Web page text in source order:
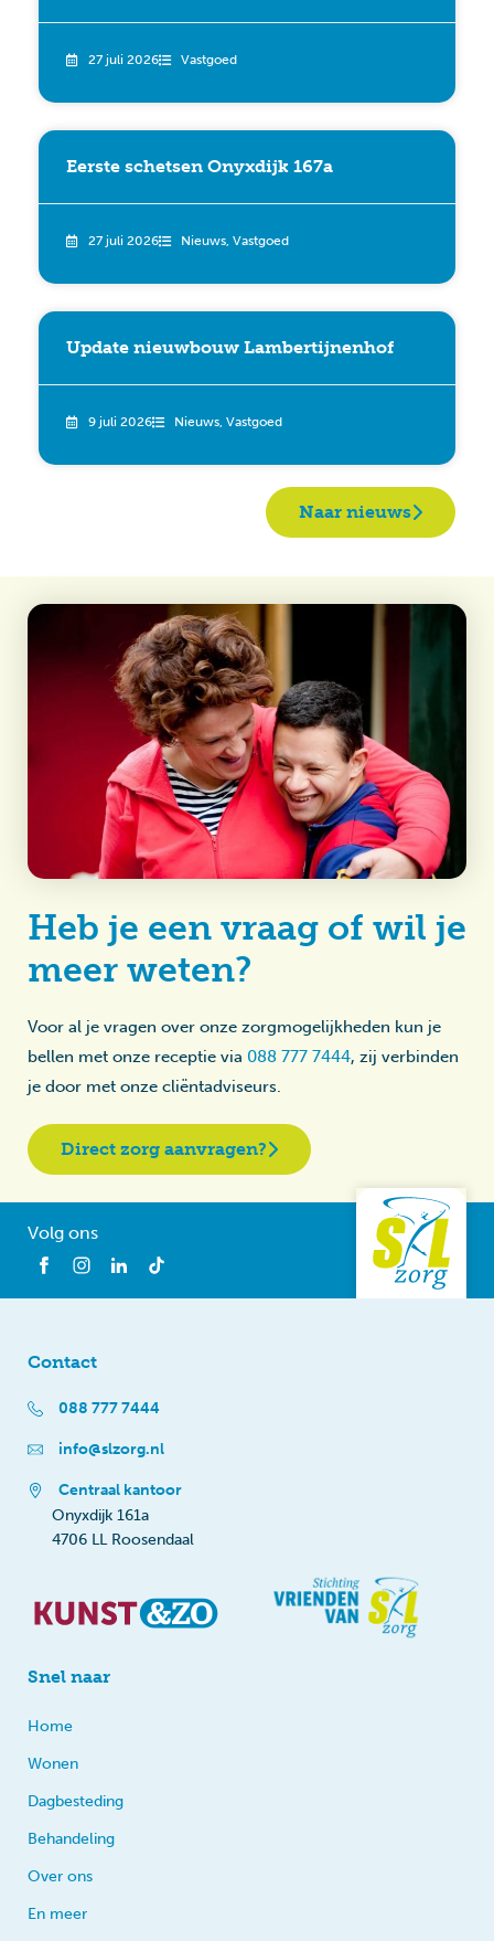
27 juli 2026 Vastgoed
Eerste schetsen Onyxdijk 167a
27 juli 2026 Nieuws, Vastgoed
Update nieuwbouw Lambertijnenhof
9 juli 2026 Nieuws, Vastgoed
Naar nieuws
Heb je een vraag of wil je
meer weten?
Voor al je vragen over onze zorgmogelijkheden kun je
bellen met onze receptie via 088 777 7444, zij verbinden
je door met onze cliëntadviseurs.
Direct zorg aanvragen?
Volg ons
Contact
088 777 7444
info@slzorg.nl
Centraal kantoor
Onyxdijk 161a
4706 LL Roosendaal
Snel naar
Home
Wonen
Dagbesteding
Behandeling
Over ons
En meer